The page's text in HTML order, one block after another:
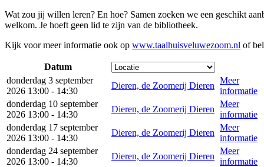
Wat zou jij willen leren? En hoe? Samen zoeken we een geschikt
welkom. Je hoeft geen lid te zijn van de bibliotheek.
Kijk voor meer informatie ook op www.taalhuisveluwezoom.nl of
Datum
donderdag 3 september
2026 13:00 - 14:30
Dieren, de Zoomerij Dieren
Meer
informatie
donderdag 10 september
2026 13:00 - 14:30
Dieren, de Zoomerij Dieren
Meer
informatie
donderdag 17 september
2026 13:00 - 14:30
Dieren, de Zoomerij Dieren
Meer
informatie
donderdag 24 september
2026 13:00 - 14:30
Dieren, de Zoomerij Dieren
Meer
informatie